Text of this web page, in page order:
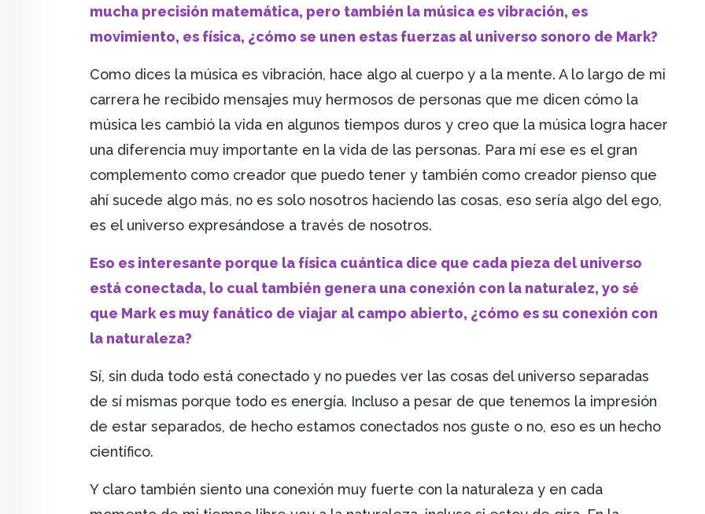
mucha precisión matemática, pero también la música es vibración, es
movimiento, es física, ¿cómo se unen estas fuerzas al universo sonoro de Mark?
Como dices la música es vibración, hace algo al cuerpo y a la mente. A lo largo de mi
carrera he recibido mensajes muy hermosos de personas que me dicen cómo la
música les cambió la vida en algunos tiempos duros y creo que la música logra hacer
una diferencia muy importante en la vida de las personas. Para mí ese es el gran
complemento como creador que puedo tener y también como creador pienso que
ahí sucede algo más, no es solo nosotros haciendo las cosas, eso sería algo del ego,
es el universo expresándose a través de nosotros.
Eso es interesante porque la física cuántica dice que cada pieza del universo
está conectada, lo cual también genera una conexión con la naturalez, yo sé
que Mark es muy fanático de viajar al campo abierto, ¿cómo es su conexión con
la naturaleza?
Sí, sin duda todo está conectado y no puedes ver las cosas del universo separadas
de sí mismas porque todo es energía. Incluso a pesar de que tenemos la impresión
de estar separados, de hecho estamos conectados nos guste o no, eso es un hecho
científico.
Y claro también siento una conexión muy fuerte con la naturaleza y en cada